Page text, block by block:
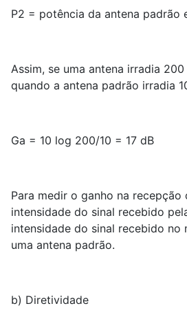
P2 = potência da antena padrão
Assim, se uma antena irradia
quando a antena padrão irradia
Ga = 10 log 200/10 = 17 dB
Para medir o ganho na recepção
intensidade do sinal recebido
intensidade do sinal recebido no
uma antena padrão.
b) Diretividade